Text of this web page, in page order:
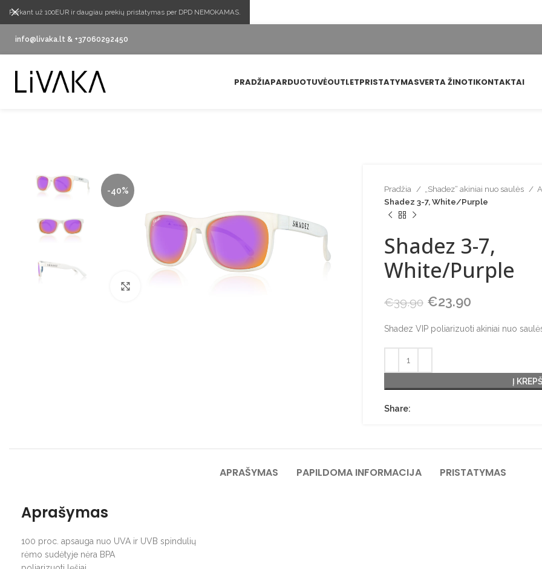
info@livaka.lt & +37060292450
PRADŽIAPARDUOTUVĖOUTLETPRISTATYMASVERTA ŽINOTIKONTAKTAI
-40% Pradžia „Shadez“ akiniai nuo saulės
Shadez 3-7, White/Purple
Shadez 3-7,
White/Purple
€39.90 Original price was:
€23.90
Shadez VIP poliarizuoti akiniai nuo
Į
Share:
APRAŠYMAS PAPILDOMA INFORMACIJA PRISTATYMAS
Aprašymas
100 proc. apsauga nuo UVA ir UVB spindulių
rėmo sudėtyje nėra BPA
Perkant už 100EUR ir daugiau prekių pristatymas per DPD NEMOKAMAS.